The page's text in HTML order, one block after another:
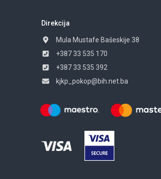
Direkcija
Mula Mustafe Bašeskije 38
+387 33 535 170
+387 33 535 392
kjkp_pokop@bih.net.ba